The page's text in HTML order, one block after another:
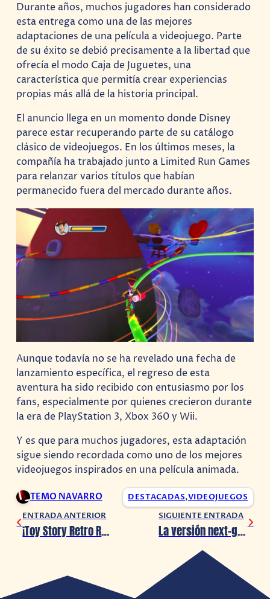
Durante años, muchos jugadores han considerado
esta entrega como una de las mejores
adaptaciones de una película a videojuego. Parte
de su éxito se debió precisamente a la libertad que
ofrecía el modo Caja de Juguetes, una
característica que permitía crear experiencias
propias más allá de la historia principal.
El anuncio llega en un momento donde Disney
parece estar recuperando parte de su catálogo
clásico de videojuegos. En los últimos meses, la
compañía ha trabajado junto a Limited Run Games
para relanzar varios títulos que habían
permanecido fuera del mercado durante años.
Aunque todavía no se ha revelado una fecha de
lanzamiento específica, el regreso de esta
aventura ha sido recibido con entusiasmo por los
fans, especialmente por quienes crecieron durante
la era de PlayStation 3, Xbox 360 y Wii.
Y es que para muchos jugadores, esta adaptación
sigue siendo recordada como uno de los mejores
videojuegos inspirados en una película animada.
TEMO NAVARRO DESTACADAS,VIDEOJUEGOS
ENTRADA ANTERIOR
¡Toy Story Retro Roundup es anunciado!
SIGUIENTE ENTRADA
La versión next-gen de Fallout 76 llegará el próximo verano